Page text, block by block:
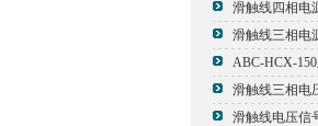
滑触线三相电
滑触线电压信